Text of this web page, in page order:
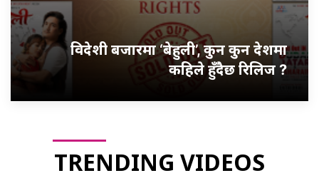
विदेशी बजारमा ‘बेहुली’, कुन कुन देशमा
कहिले हुँदैछ रिलिज ?
TRENDING VIDEOS